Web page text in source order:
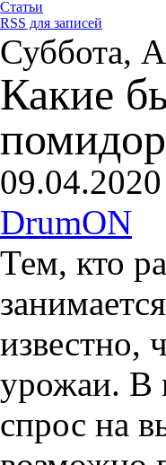
Статьи
RSS для записей
Суббота,
Какие
09.04.2020
DrumON
Тем, кто
известно,
урожаи. В
спрос на